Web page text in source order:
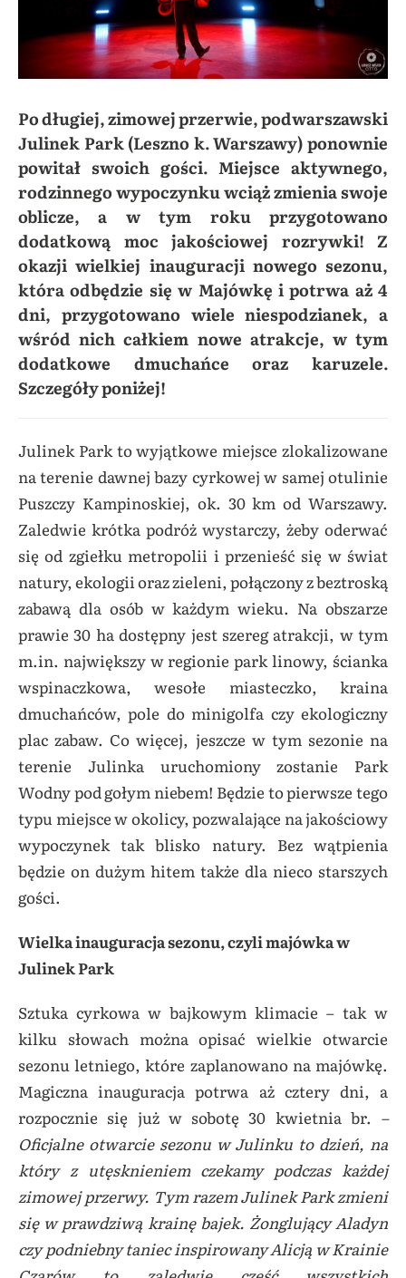
Po długiej, zimowej przerwie, podwarszawski
Julinek Park (Leszno k. Warszawy) ponownie
powitał swoich gości. Miejsce aktywnego,
rodzinnego wypoczynku wciąż zmienia swoje
oblicze, a w tym roku przygotowano
dodatkową moc jakościowej rozrywki! Z
okazji wielkiej inauguracji nowego sezonu,
która odbędzie się w Majówkę i potrwa aż 4
dni, przygotowano wiele niespodzianek, a
wśród nich całkiem nowe atrakcje, w tym
dodatkowe dmuchańce oraz karuzele.
Szczegóły poniżej!
Julinek Park to wyjątkowe miejsce zlokalizowane
na terenie dawnej bazy cyrkowej w samej otulinie
Puszczy Kampinoskiej, ok. 30 km od Warszawy.
Zaledwie krótka podróż wystarczy, żeby oderwać
się od zgiełku metropolii i przenieść się w świat
natury, ekologii oraz zieleni, połączony z beztroską
zabawą dla osób w każdym wieku. Na obszarze
prawie 30 ha dostępny jest szereg atrakcji, w tym
m.in. największy w regionie park linowy, ścianka
wspinaczkowa, wesołe miasteczko, kraina
dmuchańców, pole do minigolfa czy ekologiczny
plac zabaw. Co więcej, jeszcze w tym sezonie na
terenie Julinka uruchomiony zostanie Park
Wodny pod gołym niebem! Będzie to pierwsze tego
typu miejsce w okolicy, pozwalające na jakościowy
wypoczynek tak blisko natury. Bez wątpienia
będzie on dużym hitem także dla nieco starszych
gości.
Wielka inauguracja sezonu, czyli majówka w
Julinek Park
Sztuka cyrkowa w bajkowym klimacie – tak w
kilku słowach można opisać wielkie otwarcie
sezonu letniego, które zaplanowano na majówkę.
Magiczna inauguracja potrwa aż cztery dni, a
rozpocznie się już w sobotę 30 kwietnia br. –
Oficjalne otwarcie sezonu w Julinku to dzień, na
który z utęsknieniem czekamy podczas każdej
zimowej przerwy. Tym razem Julinek Park zmieni
się w prawdziwą krainę bajek. Żonglujący Aladyn
czy podniebny taniec inspirowany Alicją w Krainie